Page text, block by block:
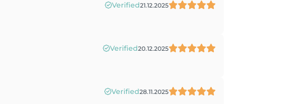
Verified21.12.2025
Verified20.12.2025
Verified28.11.2025